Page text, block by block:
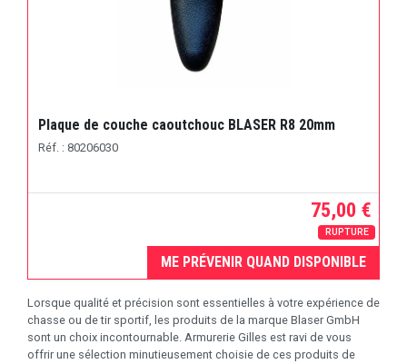
Plaque de couche caoutchouc BLASER R8 20mm
Réf. : 80206030
75,00 €
RUPTURE
ME PRÉVENIR QUAND DISPONIBLE
Lorsque qualité et précision sont essentielles à votre expérience de
chasse ou de tir sportif, les produits de la marque Blaser GmbH
sont un choix incontournable. Armurerie Gilles est ravi de vous
offrir une sélection minutieusement choisie de ces produits de